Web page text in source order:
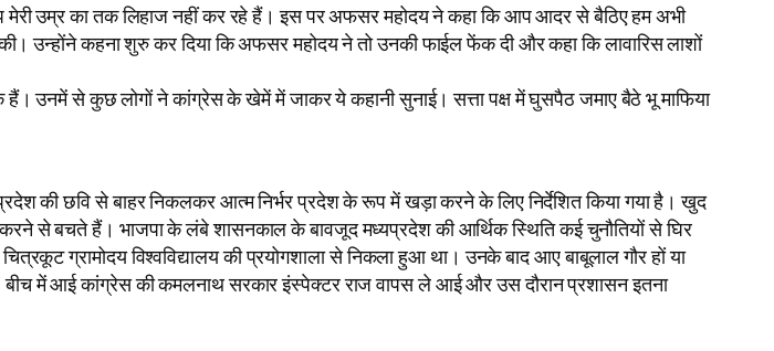
उम्र का तक लिहाज नहीं कर रहे हैं। इस पर अफसर महोदय ने कहा कि आप आदर से बैठिए हम अभी
उन्होंने कहना शुरु कर दिया कि अफसर महोदय ने तो उनकी फाईल फेंक दी और कहा कि लावारिस लाशों
उनमें से कुछ लोगों ने कांग्रेस के खेमें में जाकर ये कहानी सुनाई। सत्ता पक्ष में घुसपैठ जमाए बैठे भू माफिया
की छवि से बाहर निकलकर आत्म निर्भर प्रदेश के रूप में खड़ा करने के लिए निर्देशित किया गया है। खुद
से बचते हैं। भाजपा के लंबे शासनकाल के बावजूद मध्यप्रदेश की आर्थिक स्थिति कई चुनौतियों से घिर
ग्रामोदय विश्वविद्यालय की प्रयोगशाला से निकला हुआ था। उनके बाद आए बाबूलाल गौर हों या
बीच में आई कांग्रेस की कमलनाथ सरकार इंस्पेक्टर राज वापस ले आई और उस दौरान प्रशासन इतना